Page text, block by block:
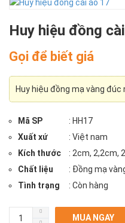
Huy hiệu đồng
Gọi để biết giá
Huy hiệu đồng mạ vàng đúc
Mã SP
: HH17
Xuất xứ
: Việt nam
Kích thước
: 2cm, 2,2cm,
Chất liệu
: Đồng mạ
Tình trạng
: Còn hàng
MUA NGAY